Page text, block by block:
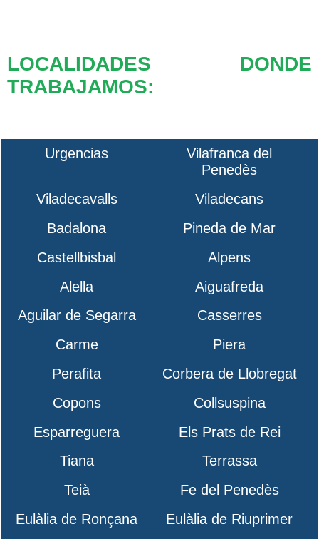
LOCALIDADES DONDE
TRABAJAMOS:
Urgencias
Vilafranca del
Penedès
Viladecavalls
Viladecans
Badalona
Pineda de Mar
Castellbisbal
Alpens
Alella
Aiguafreda
Aguilar de Segarra
Casserres
Carme
Piera
Perafita
Corbera de Llobregat
Copons
Collsuspina
Esparreguera
Els Prats de Rei
Tiana
Terrassa
Teià
Fe del Penedès
Eulàlia de Ronçana
Eulàlia de Riuprimer